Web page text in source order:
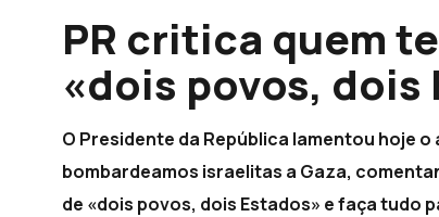
PR critica quem
«dois povos, dois
O Presidente da República lamentou hoje
bombardeamos israelitas a Gaza,
de «dois povos, dois Estados» e faça tudo